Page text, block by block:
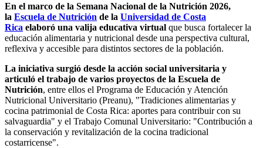
En el marco de la Semana Nacional de la Nutrición 2026,
la Escuela de Nutrición de la Universidad de Costa
Rica elaboró una valija educativa virtual que busca fortalecer la
educación alimentaria y nutricional desde una perspectiva cultural,
reflexiva y accesible para distintos sectores de la población.
La iniciativa surgió desde la acción social universitaria y
articuló el trabajo de varios proyectos de la Escuela de
Nutrición, entre ellos el Programa de Educación y Atención
Nutricional Universitario (Preanu), "Tradiciones alimentarias y
cocina patrimonial de Costa Rica: aportes para contribuir con su
salvaguardia" y el Trabajo Comunal Universitario: "Contribución a
la conservación y revitalización de la cocina tradicional
costarricense".